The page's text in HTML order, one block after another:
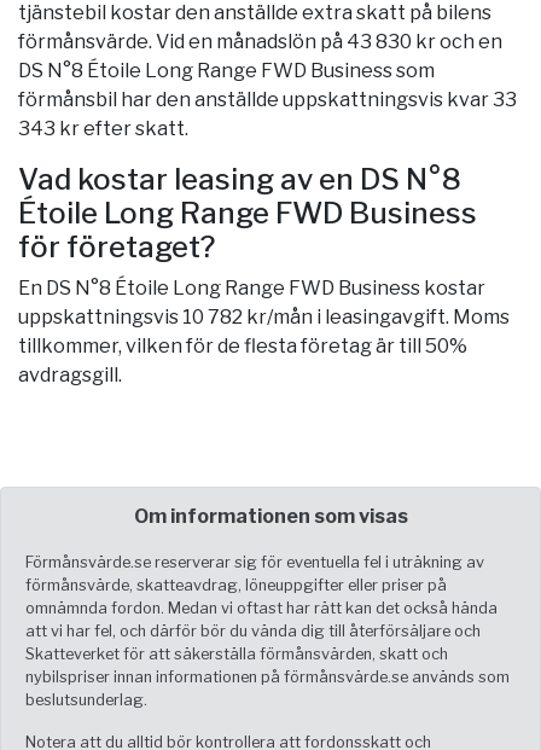
tjänstebil kostar den anställde extra skatt på bilens
förmånsvärde. Vid en månadslön på 43 830 kr och en
DS N°8 Étoile Long Range FWD Business som
förmånsbil har den anställde uppskattningsvis kvar 33
343 kr efter skatt.
Vad kostar leasing av en DS N°8
Étoile Long Range FWD Business
för företaget?
En DS N°8 Étoile Long Range FWD Business kostar
uppskattningsvis 10 782 kr/mån i leasingavgift. Moms
tillkommer, vilken för de flesta företag är till 50%
avdragsgill.
Om informationen som visas
Förmånsvärde.se reserverar sig för eventuella fel i uträkning av
förmånsvärde, skatteavdrag, löneuppgifter eller priser på
omnämnda fordon. Medan vi oftast har rätt kan det också hända
att vi har fel, och därför bör du vända dig till återförsäljare och
Skatteverket för att säkerställa förmånsvärden, skatt och
nybilspriser innan informationen på förmånsvärde.se används som
beslutsunderlag.
Notera att du alltid bör kontrollera att fordonsskatt och